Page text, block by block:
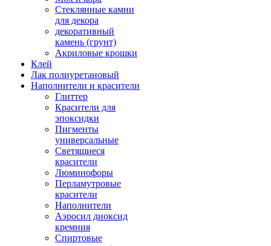
Стеклянные камни
для декора
декоративный
камень (грунт)
Акриловые крошки
Клей
Лак полиуретановый
Наполнители и красители
Глиттер
Красители для
эпоксидки
Пигменты
универсальные
Светящиеся
красители
Люминофоры
Перламутровые
красители
Наполнители
Аэросил диоксид
кремния
Спиртовые